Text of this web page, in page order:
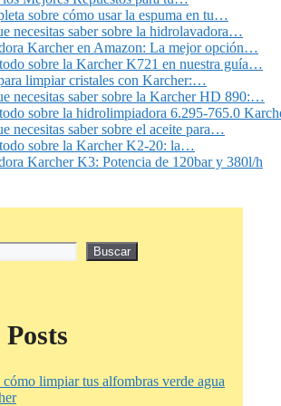
sobre cómo usar la espuma en tu…
necesitas saber sobre la hidrolavadora…
Karcher en Amazon: La mejor opción…
sobre la Karcher K721 en nuestra guía…
limpiar cristales con Karcher:…
necesitas saber sobre la Karcher HD 890:…
sobre la hidrolimpiadora 6.295-765.0
necesitas saber sobre el aceite para…
sobre la Karcher K2-20: la…
Karcher K3: Potencia de 120bar y 380l/h
Buscar
cómo limpiar tus alfombras verde agua